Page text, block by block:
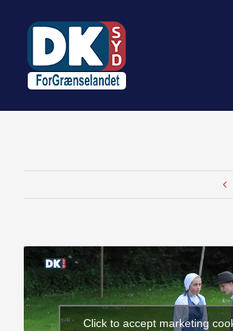
View
Larger
Image
Click to accept marketing